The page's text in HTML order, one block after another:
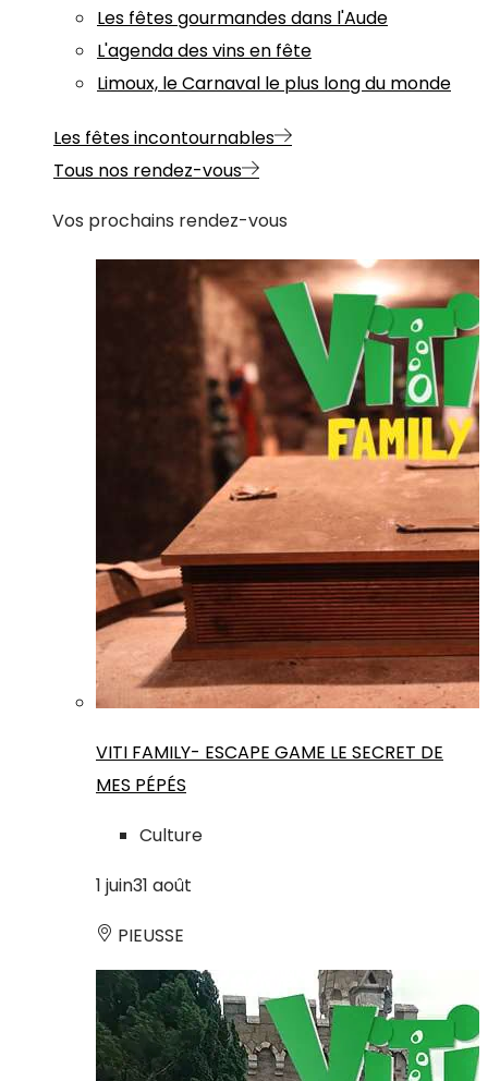
Les fêtes gourmandes dans l'Aude
L'agenda des vins en fête
Limoux, le Carnaval le plus long du monde
Les fêtes incontournables
Tous nos rendez-vous
Vos prochains rendez-vous
VITI FAMILY- ESCAPE GAME LE SECRET DE
MES PÉPÉS
Culture
1 juin31 août
PIEUSSE